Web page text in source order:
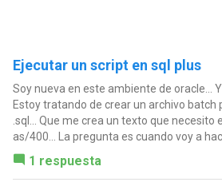
Ejecutar un script en sql plus
Soy nueva en este ambiente de oracle... Y
Estoy tratando de crear un archivo batch
.sql... Que me crea un texto que necesito
as/400... La pregunta es cuando voy a
1 respuesta